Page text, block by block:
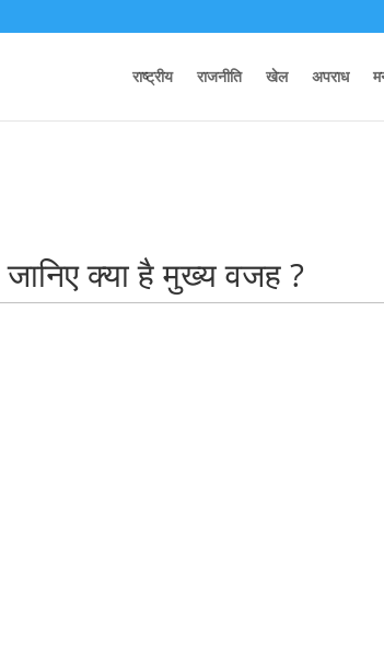
deprecated in/home/u618961335/domains/
राष्ट्रीय राजनीति खेल अपराध
क्या है मुख्य वजह ?